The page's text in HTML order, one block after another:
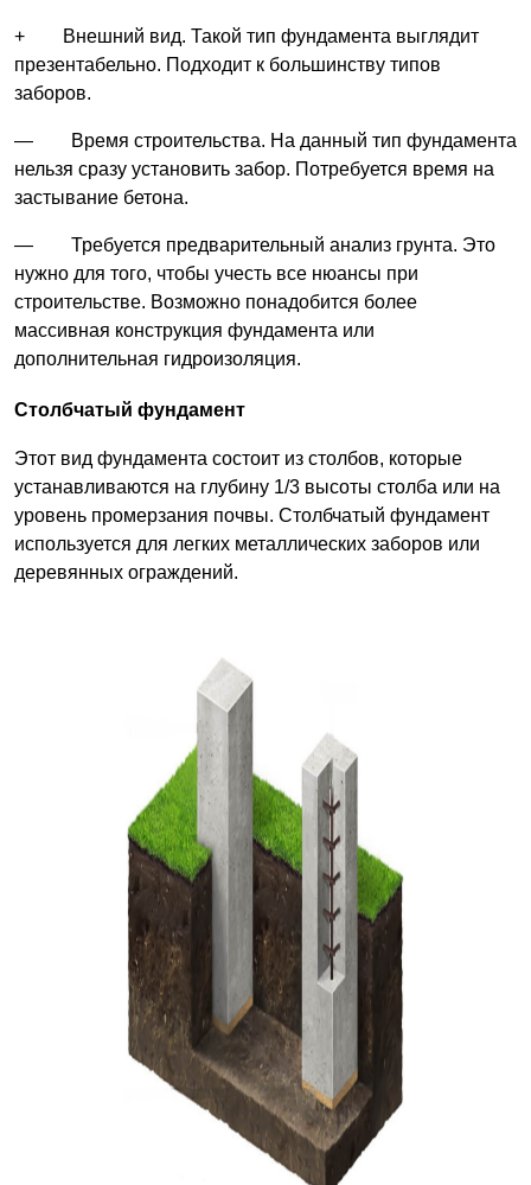
+ Внешний вид. Такой тип фундамента выглядит
презентабельно. Подходит к большинству типов
заборов.
— Время строительства. На данный тип фундамента
нельзя сразу установить забор. Потребуется время на
застывание бетона.
— Требуется предварительный анализ грунта. Это
нужно для того, чтобы учесть все нюансы при
строительстве. Возможно понадобится более
массивная конструкция фундамента или
дополнительная гидроизоляция.
Столбчатый фундамент
Этот вид фундамента состоит из столбов, которые
устанавливаются на глубину 1/3 высоты столба или на
уровень промерзания почвы. Столбчатый фундамент
используется для легких металлических заборов или
деревянных ограждений.